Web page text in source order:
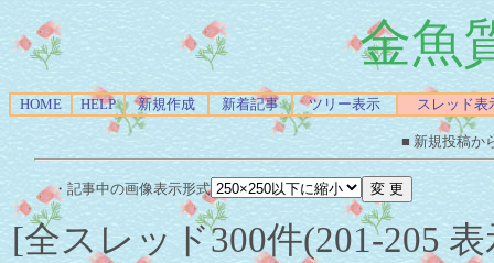
金魚
HOME HELP 新規作成 新着記事 ツリー表示 スレッド表
■ 新規投稿か
・記事中の画像表示形式
[全スレッド300件(201-205